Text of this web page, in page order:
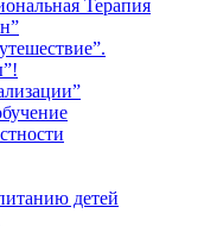
Терапия
детей